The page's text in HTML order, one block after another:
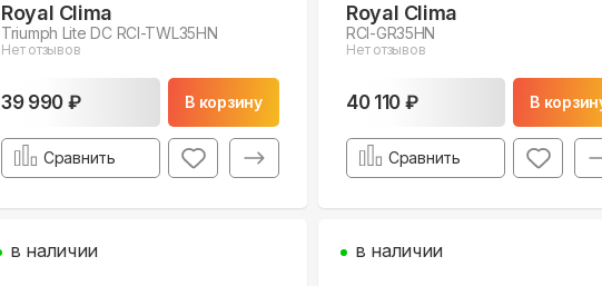
Royal Clima
Triumph Lite DC RCI-TWL35HN
Нет отзывов
39 990 ₽ В корзину
Сравнить
Royal Clima
RCI-GR35HN
Нет отзывов
40 110 ₽ В
Сравнить
в наличии в наличии